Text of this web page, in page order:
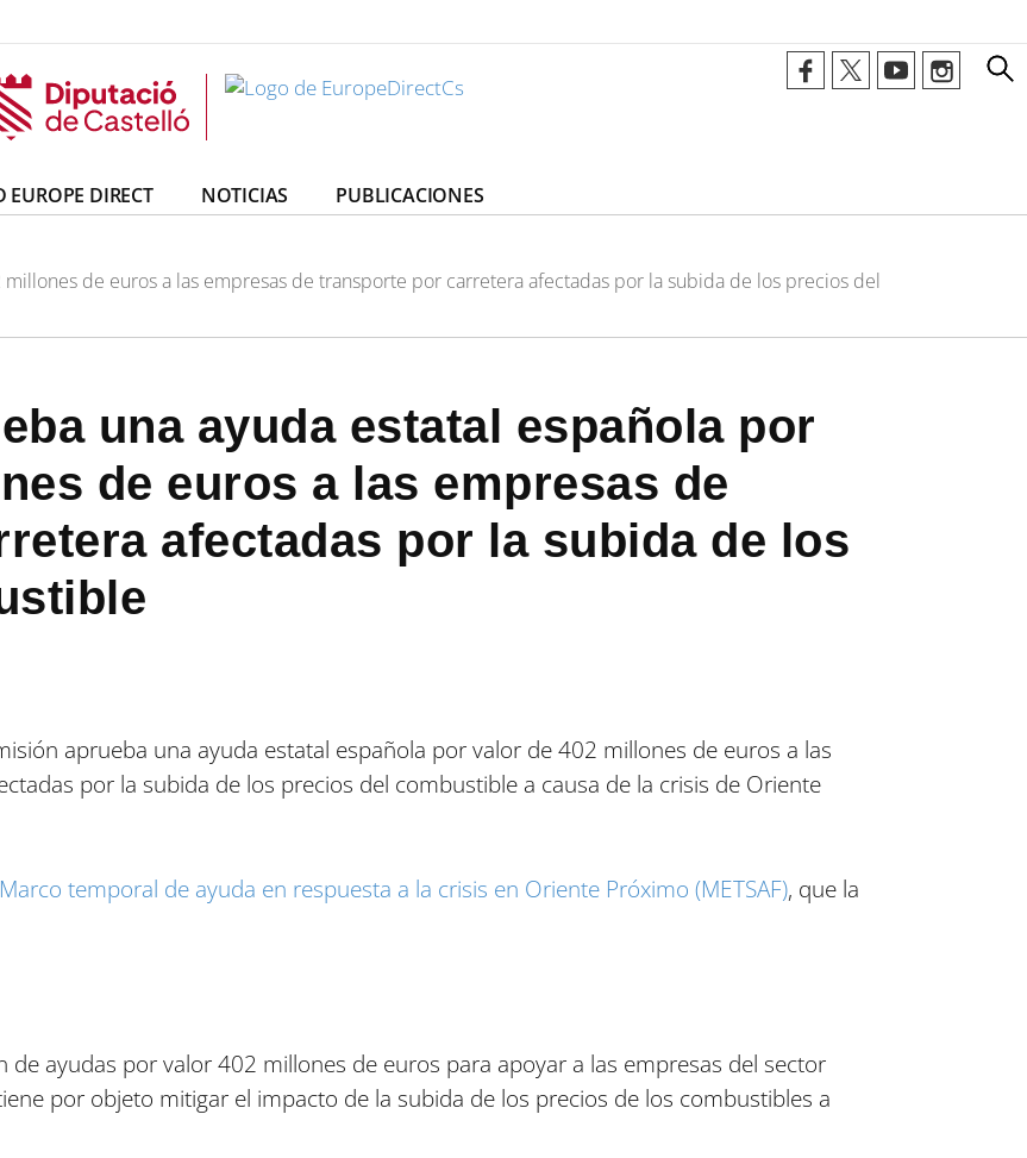
EUROPE DIRECT NOTICIAS
PUBLICACIONES
de euros a las empresas de transporte por carretera afectadas por la subida de los precios del
una ayuda estatal española por
de euros a las empresas de
afectadas por la subida de los
aprueba una ayuda estatal española por valor de 402 millones de euros a las
por la subida de los precios del combustible a causa de la crisis de Oriente
Marco temporal de ayuda en respuesta a la crisis en Oriente Próximo (METSAF), que la
de ayudas por valor 402 millones de euros para apoyar a las empresas del sector
por objeto mitigar el impacto de la subida de los precios de los combustibles a